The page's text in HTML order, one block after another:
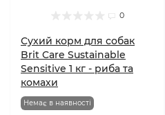
0
Сухий корм для собак
Brit Care Sustainable
Sensitive 1 кг - риба та
комахи
Немає в наявності